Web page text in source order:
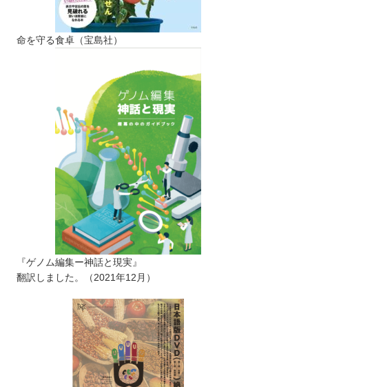
命を守る食卓（宝島社）
『ゲノム編集ー神話と現実』
翻訳しました。（2021年12月）